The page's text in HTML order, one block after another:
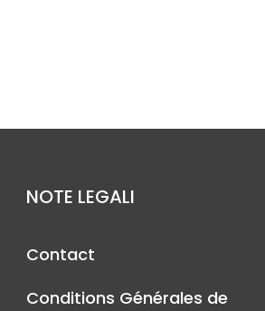
NOTE LEGALI
Contact
Conditions Générales de